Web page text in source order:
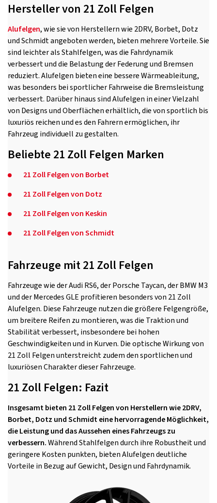
Hersteller von 21 Zoll Felgen
Alufelgen, wie sie von Herstellern wie 2DRV, Borbet, Dotz
und Schmidt angeboten werden, bieten mehrere Vorteile. Sie
sind leichter als Stahlfelgen, was die Fahrdynamik
verbessert und die Belastung der Federung und Bremsen
reduziert. Alufelgen bieten eine bessere Wärmeableitung,
was besonders bei sportlicher Fahrweise die Bremsleistung
verbessert. Darüber hinaus sind Alufelgen in einer Vielzahl
von Designs und Oberflächen erhältlich, die von sportlich bis
luxuriös reichen und es den Fahrern ermöglichen, ihr
Fahrzeug individuell zu gestalten.
Beliebte 21 Zoll Felgen Marken
21 Zoll Felgen von Borbet
21 Zoll Felgen von Dotz
21 Zoll Felgen von Keskin
21 Zoll Felgen von Schmidt
Fahrzeuge mit 21 Zoll Felgen
Fahrzeuge wie der Audi RS6, der Porsche Taycan, der BMW M3
und der Mercedes GLE profitieren besonders von 21 Zoll
Alufelgen. Diese Fahrzeuge nutzen die größere Felgengröße,
um breitere Reifen zu montieren, was die Traktion und
Stabilität verbessert, insbesondere bei hohen
Geschwindigkeiten und in Kurven. Die optische Wirkung von
21 Zoll Felgen unterstreicht zudem den sportlichen und
luxuriösen Charakter dieser Fahrzeuge.
21 Zoll Felgen: Fazit
Insgesamt bieten 21 Zoll Felgen von Herstellern wie 2DRV,
Borbet, Dotz und Schmidt eine hervorragende Möglichkeit,
die Leistung und das Aussehen eines Fahrzeugs zu
verbessern.Während Stahlfelgen durch ihre Robustheit und
geringere Kosten punkten, bieten Alufelgen deutliche
Vorteile in Bezug auf Gewicht, Design und Fahrdynamik.